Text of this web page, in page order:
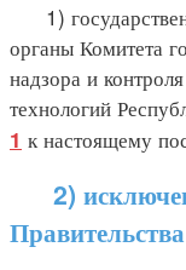
1)
органы Комитета
надзора и
технологий
1 к настоящему
2)